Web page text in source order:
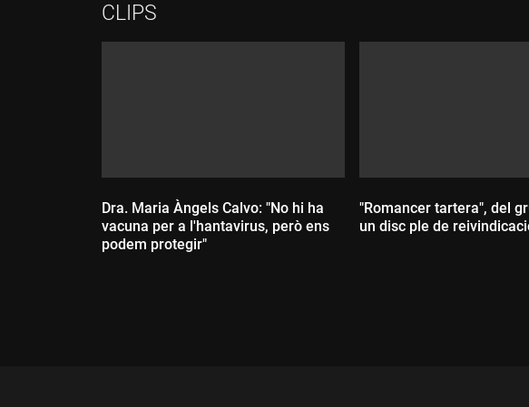
CLIPS
Dra. Maria Àngels Calvo: "No hi ha
vacuna per a l'hantavirus, però ens
podem protegir"
"Romancer tartera", del
un disc ple de